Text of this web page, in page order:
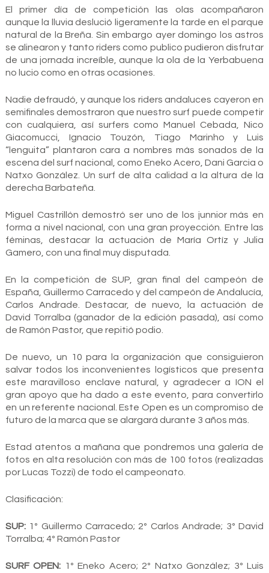
El primer día de competición las olas acompañaron
aunque la lluvia deslució ligeramente la tarde en el parque
natural de la Breña. Sin embargo ayer domingo los astros
se alinearon y tanto riders como publico pudieron disfrutar
de una jornada increíble, aunque la ola de la Yerbabuena
no lucio como en otras ocasiones.
Nadie defraudó, y aunque los riders andaluces cayeron en
semifinales demostraron que nuestro surf puede competir
con cualquiera, así surfers como Manuel Cebada, Nico
Giacomucci, Ignacio Touzón, Tiago Marinho y Luis
“lenguita” plantaron cara a nombres más sonados de la
escena del surf nacional, como Eneko Acero, Dani Garcia o
Natxo González. Un surf de alta calidad a la altura de la
derecha Barbateña.
Miguel Castrillón demostró ser uno de los junnior más en
forma a nivel nacional, con una gran proyección. Entre las
féminas, destacar la actuación de María Ortíz y Julia
Gamero, con una final muy disputada.
En la competición de SUP, gran final del campeón de
España, Guillermo Carracedo y del campeón de Andalucía,
Carlos Andrade. Destacar, de nuevo, la actuación de
David Torralba (ganador de la edición pasada), así como
de Ramón Pastor, que repitió podio.
De nuevo, un 10 para la organización que consiguieron
salvar todos los inconvenientes logísticos que presenta
este maravilloso enclave natural, y agradecer a ION el
gran apoyo que ha dado a este evento, para convertirlo
en un referente nacional. Este Open es un compromiso de
futuro de la marca que se alargará durante 3 años más.
Estad atentos a mañana que pondremos una galería de
fotos en alta resolución con más de 100 fotos (realizadas
por Lucas Tozzi) de todo el campeonato.
Clasificación:
SUP:1º Guillermo Carracedo; 2º Carlos Andrade; 3º David
Torralba; 4º Ramón Pastor
SURF OPEN: 1º Eneko Acero; 2º Natxo González; 3º Luis